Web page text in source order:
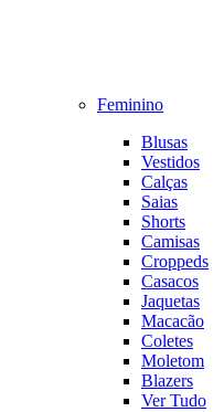
Feminino
Blusas
Vestidos
Calças
Saias
Shorts
Camisas
Croppeds
Casacos
Jaquetas
Macacão
Coletes
Moletom
Blazers
Ver Tudo